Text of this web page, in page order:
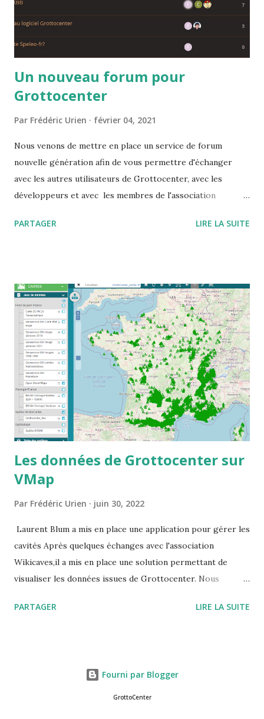
Un nouveau forum pour
Grottocenter
Par Frédéric Urien février 04, 2021
Nous venons de mettre en place un service de forum
nouvelle génération afin de vous permettre d'échanger
avec les autres utilisateurs de Grottocenter, avec les
développeurs et avec les membres de l'association
est https://grottocenter.discourse.group/
PARTAGER LIRE LA SUITE
Les données de Grottocenter sur
VMap
Par Frédéric Urien juin 30, 2022
Laurent Blum a mis en place une application pour gérer les
cavités Après quelques échanges avec l'association
Wikicaves,il a mis en place une solution permettant de
visualiser les données issues de Grottocenter. Nous
pour cela il a créé un utilisateur générique que vous
PARTAGER LIRE LA SUITE
Fourni par Blogger
GrottoCenter